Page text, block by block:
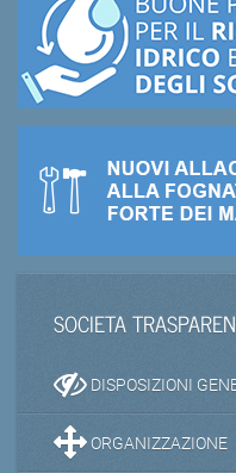
SOCIETA
DISPOSIZIONI
ORGANIZZAZIONE